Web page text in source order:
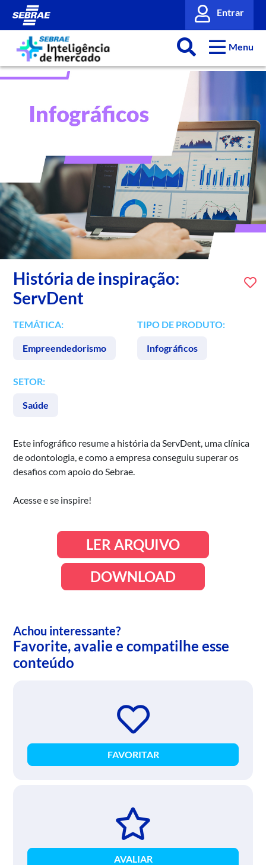
Entrar
Menu
História de inspiração:
ServDent
TEMÁTICA:
Empreendedorismo
TIPO DE PRODUTO:
Infográficos
SETOR:
Saúde
Este infográfico resume a história da ServDent, uma clínica
de odontologia, e como a empresa conseguiu superar os
desafios com apoio do Sebrae.
Acesse e se inspire!
LER ARQUIVO
DOWNLOAD
Achou interessante?
Favorite, avalie e compatilhe esse
conteúdo
FAVORITAR
AVALIAR